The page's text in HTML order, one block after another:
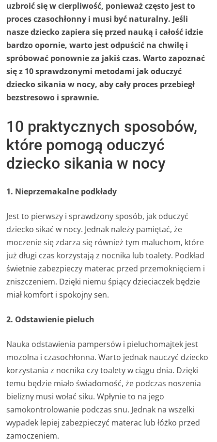
uzbroić się w cierpliwość, ponieważ często jest to
proces czasochłonny i musi być naturalny. Jeśli
nasze dziecko zapiera się przed nauką i całość idzie
bardzo opornie, warto jest odpuścić na chwilę i
spróbować ponownie za jakiś czas. Warto zapoznać
się z 10 sprawdzonymi metodami jak oduczyć
dziecko sikania w nocy, aby cały proces przebiegł
bezstresowo i sprawnie.
10 praktycznych sposobów,
które pomogą oduczyć
dziecko sikania w nocy
1. Nieprzemakalne podkłady
Jest to pierwszy i sprawdzony sposób, jak oduczyć
dziecko sikać w nocy. Jednak należy pamiętać, że
moczenie się zdarza się również tym maluchom, które
już długi czas korzystają z nocnika lub toalety. Podkład
świetnie zabezpieczy materac przed przemoknięciem i
zniszczeniem. Dzięki niemu śpiący dzieciaczek będzie
miał komfort i spokojny sen.
2. Odstawienie pieluch
Nauka odstawienia pampersów i pieluchomajtek jest
mozolna i czasochłonna. Warto jednak nauczyć dziecko
korzystania z nocnika czy toalety w ciągu dnia. Dzięki
temu będzie miało świadomość, że podczas noszenia
bielizny musi wołać siku. Wpłynie to na jego
samokontrolowanie podczas snu. Jednak na wszelki
wypadek lepiej zabezpieczyć materac lub łóżko przed
zamoczeniem.